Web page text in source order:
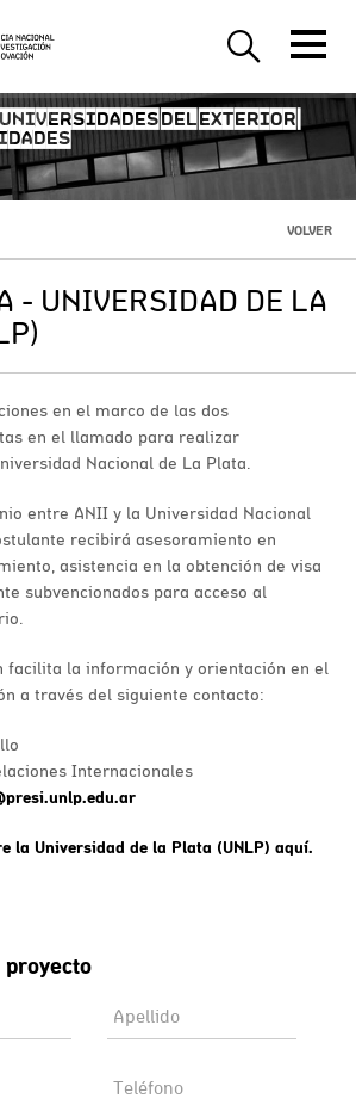
DEL EXTERIOR -
VOLVER
- UNIVERSIDAD DE LA
en el marco de las dos
en el llamado para realizar
Nacional de La Plata.
entre ANII y la Universidad Nacional
recibirá asesoramiento en
asistencia en la obtención de visa
subvencionados para acceso al
facilita la información y orientación en el
a través del siguiente contacto:
Internacionales
la Universidad de la Plata (UNLP) aquí.